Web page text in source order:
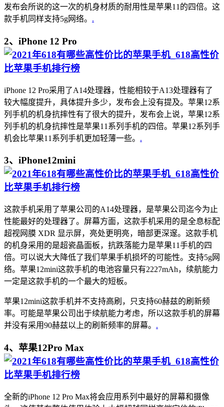
发布会所说的这一次的机身材质的耐用性是苹果11的四倍。这
款手机同样支持5g网络。 .
2、iPhone 12 Pro
iPhone 12 Pro采用了A14处理器，性能相较于A13处理器有了
较大幅度提升，具体提升多少，发布会上没有提及。苹果12系
列手机的机身抗摔性有了很大的提升，发布会上说，苹果12系
列手机的机身抗摔性是苹果11系列手机的四倍。苹果12系列手
机会比苹果11系列手机更加轻薄一些。 .
3、iPhone12mini
这款手机采用了苹果公司的A14处理器，是苹果公司迄今为止
性能最好的处理器了。屏幕方面，这款手机采用的是全息标配
超视网膜 XDR 显示屏，亮处更明亮，暗部更深邃。这款手机
的机身采用的是超瓷晶面板，抗跌落能力是苹果11手机的四
倍。可以说大大降低了我们苹果手机损坏的可能性。支持5g网
络。苹果12mini这款手机的电池容量只有2227mAh，续航能力
一定是这款手机的一个最大的短板。
苹果12mini这款手机并不支持高刷，只支持60赫兹的刷新频
率。可能是苹果公司出于续航能力考虑，所以这款手机的屏幕
并没有采用90赫兹以上的刷新频率的屏幕。 .
4、苹果12Pro Max
全新的iPhone 12 Pro Max将会应用系列中最好的屏幕和摄像